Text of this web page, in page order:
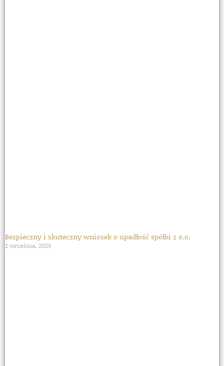
Bezpieczny i skuteczny wniosek o upadłość spółki z o.o.
2 września, 2025